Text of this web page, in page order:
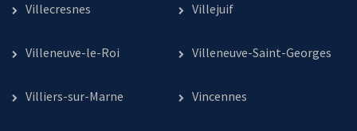
Villecresnes Villejuif
Villeneuve-le-Roi Villeneuve-Saint-Georges
Villiers-sur-Marne Vincennes